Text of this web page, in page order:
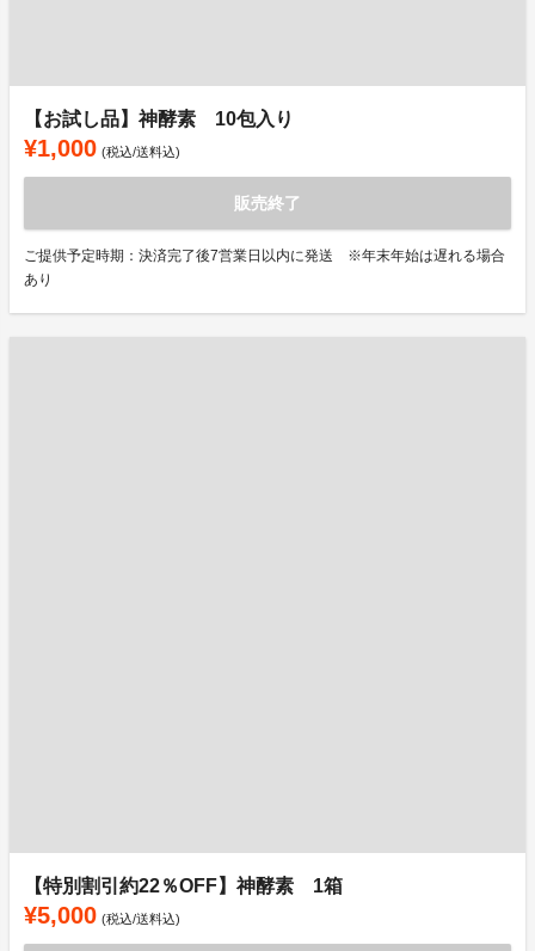
【お試し品】神酵素 10包入り
¥1,000 (税込/送料込)
販売終了
ご提供予定時期：決済完了後7営業日以内に発送 ※年末年始は遅れる場合
あり
【特別割引約22％OFF】神酵素 1箱
¥5,000 (税込/送料込)